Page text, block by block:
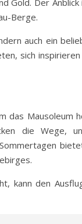
Berge.
auch ein
sich
das Mausoleum
die Wege,
kann den